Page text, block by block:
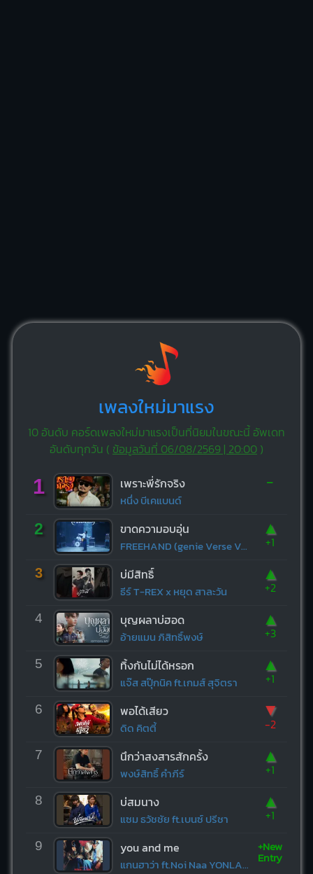
เพลงใหม่มาแรง
10 อันดับ คอร์ดเพลงใหม่มาแรงเป็นที่นิยมในขณะนี้ อัพเดท
อันดับทุกวัน ( ข้อมูลวันที่ 06/08/2569 | 20:00)
1 เพราะพี่รักจริง
หนึ่ง บีเคแบนด์
-
2 ขาดความอบอุ่น
FREEHAND (genie Verse Vol.1)
▲
+1
3 บ่มีสิทธิ์
ธีร์ T-REX x หยุด สาละวัน
▲
+2
4 บุญผลาบ่ฮอด
อ้ายแมน ภิสิทธิ์พงษ์
▲
+3
5 ทิ้งกันไม่ได้หรอก
แจ๊ส สปุ๊กนิค ft.เกมส์ สุจิตรา
▲
+1
6 พอได้เสียว
ดิด คิตตี้
▼
-2
7 นึกว่าสงสารสักครั้ง
พงษ์สิทธิ์ คำภีร์
▲
+1
8 บ่สมนาง
แซม ธวัชชัย ft.เบนซ์ ปรีชา
▲
+1
9 you and me
แกนฮาว่า ft.Noi Naa YONLAPA
+New
Entry